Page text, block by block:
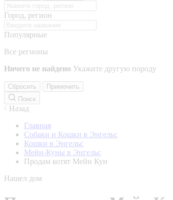
Город, регион
Популярные
Все регионы
Ничего не найдено Укажите другую породу
Сбросить
Применить
Поиск
Назад
Главная
Собаки и Кошки в Энгельс
Кошки в Энгельс
Мейн-Куны в Энгельс
Продам котят Мейн Кун
Нашел дом